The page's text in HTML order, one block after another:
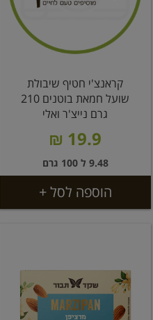
קראנצ'י חטיף שיבולת
שועל חמאת בוטנים 210
גרם נייצ'ר ואלי
19.9 ₪
9.48 ל 100 גרם
הוספה לסל +